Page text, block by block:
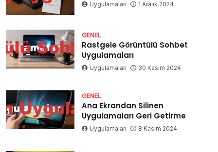
Uygulamaları 1 Aralık 2024
GENEL
Rastgele Görüntülü Sohbet
Uygulamaları
Uygulamaları 30 Kasım 2024
GENEL
Ana Ekrandan Silinen
Uygulamaları Geri Getirme
Uygulamaları 8 Kasım 2024